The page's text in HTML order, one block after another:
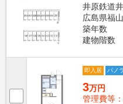
井原鉄道
広島県福
築年数
建物階数
即入居 パノ
3万円
管理費等